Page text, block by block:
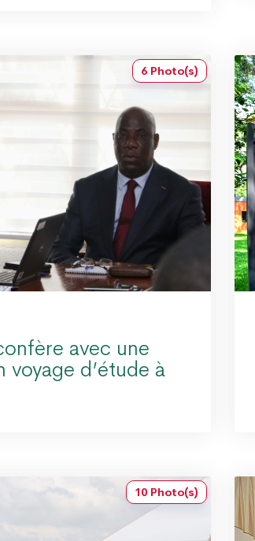
6 Photo(s)
avec une
d’étude à
10 Photo(s)